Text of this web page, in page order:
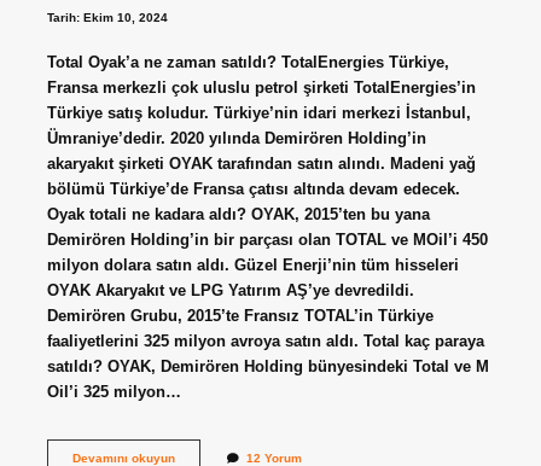
Tarih: Ekim 10, 2024
Total Oyak’a ne zaman satıldı? TotalEnergies Türkiye,
Fransa merkezli çok uluslu petrol şirketi TotalEnergies’in
Türkiye satış koludur. Türkiye’nin idari merkezi İstanbul,
Ümraniye’dedir. 2020 yılında Demirören Holding’in
akaryakıt şirketi OYAK tarafından satın alındı. Madeni yağ
bölümü Türkiye’de Fransa çatısı altında devam edecek.
Oyak totali ne kadara aldı? OYAK, 2015’ten bu yana
Demirören Holding’in bir parçası olan TOTAL ve MOil’i 450
milyon dolara satın aldı. Güzel Enerji’nin tüm hisseleri
OYAK Akaryakıt ve LPG Yatırım AŞ’ye devredildi.
Demirören Grubu, 2015’te Fransız TOTAL’in Türkiye
faaliyetlerini 325 milyon avroya satın aldı. Total kaç paraya
satıldı? OYAK, Demirören Holding bünyesindeki Total ve M
Oil’i 325 milyon…
Devamını okuyunTotal
12 Yorum